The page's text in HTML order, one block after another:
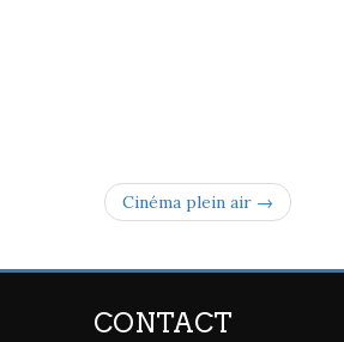
Cinéma plein air →
CONTACT